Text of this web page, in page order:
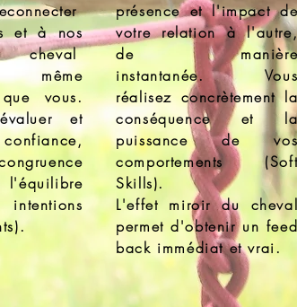
et à nos
même
que vous.
et
l'équilibre
intentions
présence et l'impact
votre relation à
de
instantanée. Vous
réalisez concrètement
conséquence et
puissance de
comportements (Soft
Skills).
L'effet miroir du cheval
permet d'obtenir un
back immédiat et vrai.